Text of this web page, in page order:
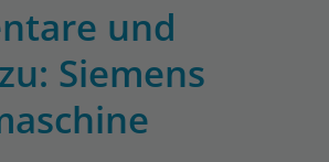
und
Siemens